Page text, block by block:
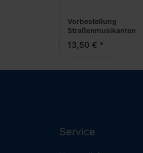
Vorbestellung
Straßenmusikanten
bemalt- ***Messe NH
13,50 € *
Service